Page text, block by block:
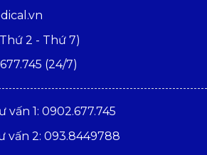
2 - Thứ 7)
(24/7)
vấn 1: 0902.677.745
vấn 2: 093.8449788